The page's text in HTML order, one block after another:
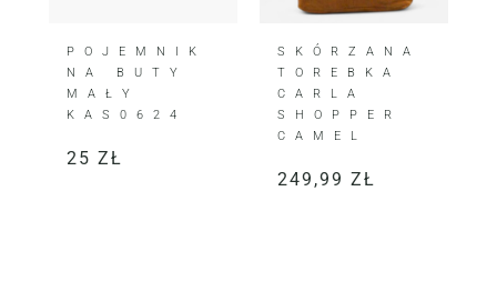
POJEMNIK
NA BUTY
MAŁY
KAS0624
25 ZŁ
SKÓRZANA
TOREBKA
CARLA
SHOPPER
CAMEL
249,99 ZŁ